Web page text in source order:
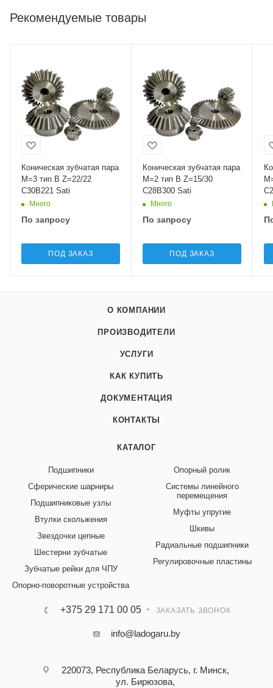
Рекомендуемые товары
Коническая зубчатая пара
M=3 тип B Z=22/22
C30B221 Sati
Много
По запросу
ПОД ЗАКАЗ
Коническая зубчатая пара
M=2 тип B Z=15/30
C28B300 Sati
Много
По запросу
ПОД ЗАКАЗ
О КОМПАНИИ
ПРОИЗВОДИТЕЛИ
УСЛУГИ
КАК КУПИТЬ
ДОКУМЕНТАЦИЯ
КОНТАКТЫ
КАТАЛОГ
Подшипники
Сферические шарниры
Подшипниковые узлы
Втулки скольжения
Звездочки цепные
Шестерни зубчатые
Зубчатые рейки для ЧПУ
Опорно-поворотные устройства
Опорный ролик
Системы линейного
перемещения
Муфты упругие
Шкивы
Радиальные подшипники
Регулировочные пластины
+375 29 171 00 05 ЗАКАЗАТЬ ЗВОНОК
info@ladogaru.by
220073, Республика Беларусь, г. Минск,
ул. Бирюзова,